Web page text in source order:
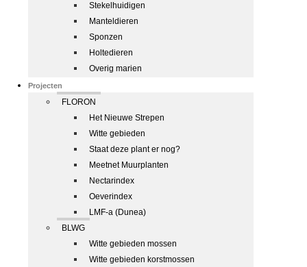
Stekelhuidigen
Manteldieren
Sponzen
Holtedieren
Overig marien
Projecten
FLORON
Het Nieuwe Strepen
Witte gebieden
Staat deze plant er nog?
Meetnet Muurplanten
Nectarindex
Oeverindex
LMF-a (Dunea)
BLWG
Witte gebieden mossen
Witte gebieden korstmossen